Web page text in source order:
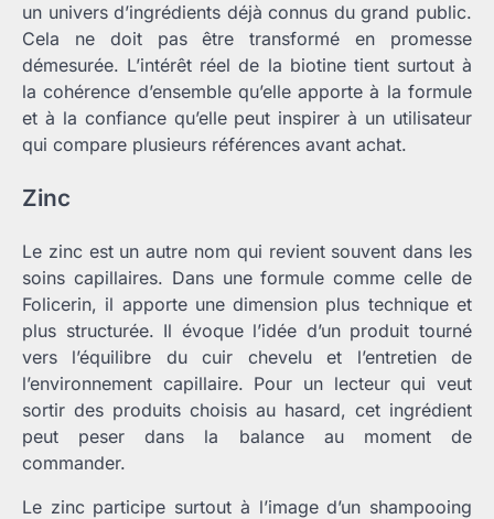
un univers d’ingrédients déjà connus du grand public.
Cela ne doit pas être transformé en promesse
démesurée. L’intérêt réel de la biotine tient surtout à
la cohérence d’ensemble qu’elle apporte à la formule
et à la confiance qu’elle peut inspirer à un utilisateur
qui compare plusieurs références avant achat.
Zinc
Le zinc est un autre nom qui revient souvent dans les
soins capillaires. Dans une formule comme celle de
Folicerin, il apporte une dimension plus technique et
plus structurée. Il évoque l’idée d’un produit tourné
vers l’équilibre du cuir chevelu et l’entretien de
l’environnement capillaire. Pour un lecteur qui veut
sortir des produits choisis au hasard, cet ingrédient
peut peser dans la balance au moment de
commander.
Le zinc participe surtout à l’image d’un shampooing